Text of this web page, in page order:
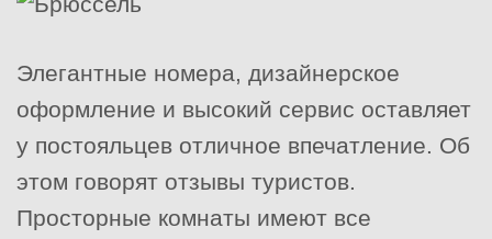
Элегантные номера, дизайнерское
оформление и высокий сервис оставляет
у постояльцев отличное впечатление. Об
этом говорят отзывы туристов.
Просторные комнаты имеют все